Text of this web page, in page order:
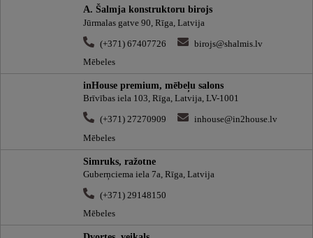
A. Šalmja konstruktoru birojs
Jūrmalas gatve 90, Rīga, Latvija
(+371) 67407726
birojs@shalmis.lv
Mēbeles
inHouse premium, mēbeļu salons
Brīvības iela 103, Rīga, Latvija, LV-1001
(+371) 27270909
inhouse@in2house.lv
Mēbeles
Simruks, ražotne
Guberņciema iela 7a, Rīga, Latvija
(+371) 29148150
Mēbeles